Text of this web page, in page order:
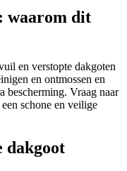
waarom dit
en verstopte dakgoten
en ontmossen en
bescherming. Vraag naar
schone en veilige
dakgoot